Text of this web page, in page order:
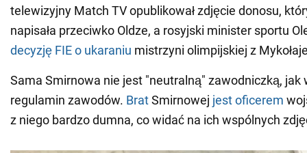
telewizyjny Match TV opublikował zdjęcie donosu,
napisała przeciwko Oldze, a rosyjski minister sportu
decyzję FIE o ukaraniu mistrzyni olimpijskiej z
Sama Smirnowa nie jest "neutralną" zawodniczką, jak
regulamin zawodów. BratSmirnowej jest oficerem
z niego bardzo dumna, co widać na ich wspólnych